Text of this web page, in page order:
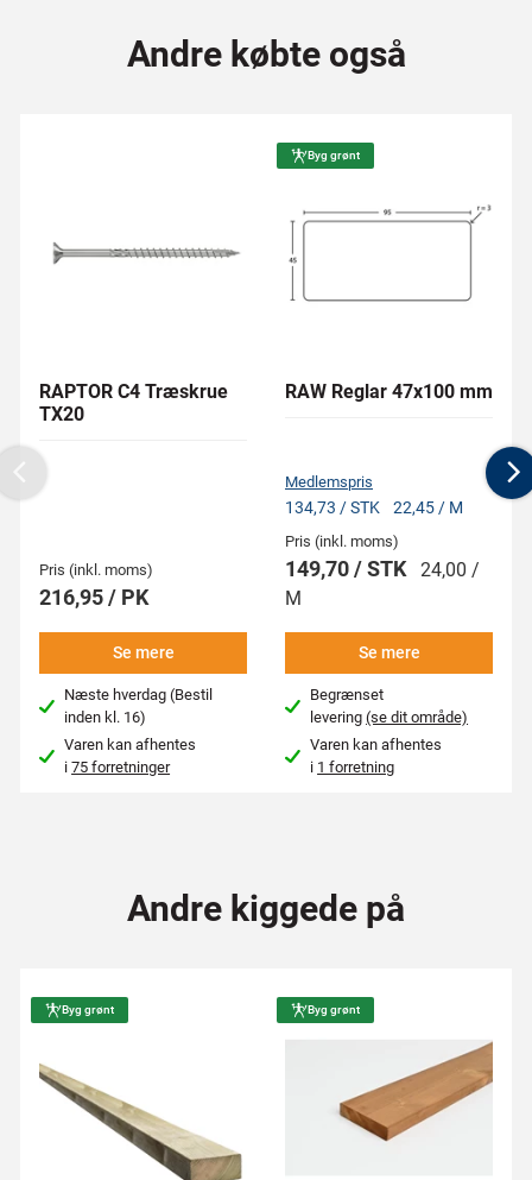
Andre købte også
RAPTOR C4 Træskrue
TX20
Pris (inkl. moms)
216,95 / PK
Se mere
Næste hverdag (Bestil
inden kl. 16)
Varen kan afhentes
i75 forretninger
Byg grønt
RAW Reglar 47x100 mm
Medlemspris
134,73 / STK 22,45 / M
Pris (inkl. moms)
149,70 / STK 24,00 /
M
Se mere
Begrænset
levering(se dit område)
Varen kan afhentes
i 1 forretning
Previous
Andre kiggede på
Byg grønt Byg grønt